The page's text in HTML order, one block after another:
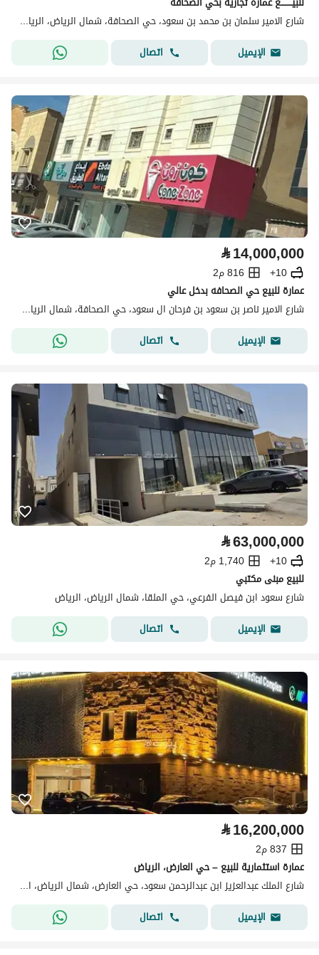
شارع الامير سلمان بن محمد بن سعود، حي الصحافة، شمال الرياض، الرياض
الإيميل
اتصال
⃁14,000,000
10+
816 م2
عمارة للبيع حي الصحافه بدخل عالي
شارع الامير ناصر بن سعود بن فرحان ال سعود، حي الصحافة، شمال الرياض، الرياض
الإيميل
اتصال
⃁63,000,000
10+
1,740 م2
للبيع مبنى مكتبي
شارع سعود ابن فيصل الفرعي، حي الملقا، شمال الرياض، الرياض
الإيميل
اتصال
⃁16,200,000
837 م2
عمارة استثمارية للبيع – حي العارض، الرياض
شارع الملك عبدالعزيز ابن عبدالرحمن سعود، حي العارض، شمال الرياض، الرياض
الإيميل
اتصال